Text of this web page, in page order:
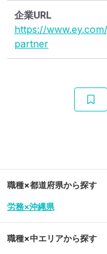
企業URL
https://
partner
職種×都道府県から探す
労務×沖縄県
職種×中エリアから探す